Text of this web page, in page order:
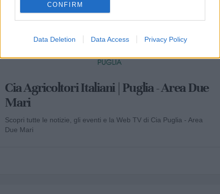
CONFIRM
Data Deletion Data Access Privacy Policy
Cia Agricoltori Italiani | Puglia - Area Due
Mari
Scopri tutte le notizie, gli eventi e la Web TV di Cia Puglia - Area
Due Mari